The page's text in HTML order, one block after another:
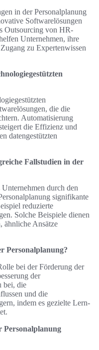
in der Personalplanung
Softwarelösungen
Outsourcing von HR-
Unternehmen, ihre
zu Expertenwissen
die die
Automatisierung
die Effizienz und
datengestützten
Fallstudien in der
durch den
signifikante
reduzierte
Solche Beispiele dienen
ähnliche Ansätze
Personalplanung?
bei der Förderung der
der
bei, die
und die
indem es gezielte Lern-
Personalplanung